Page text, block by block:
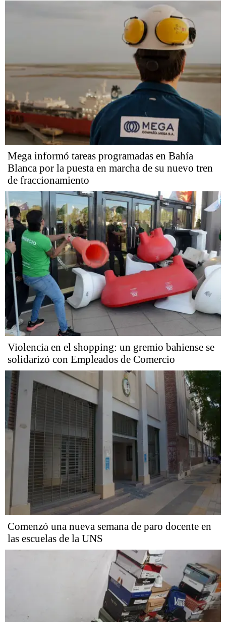
Mega informó tareas programadas en Bahía
Blanca por la puesta en marcha de su nuevo tren
de fraccionamiento
Violencia en el shopping: un gremio bahiense se
solidarizó con Empleados de Comercio
Comenzó una nueva semana de paro docente en
las escuelas de la UNS